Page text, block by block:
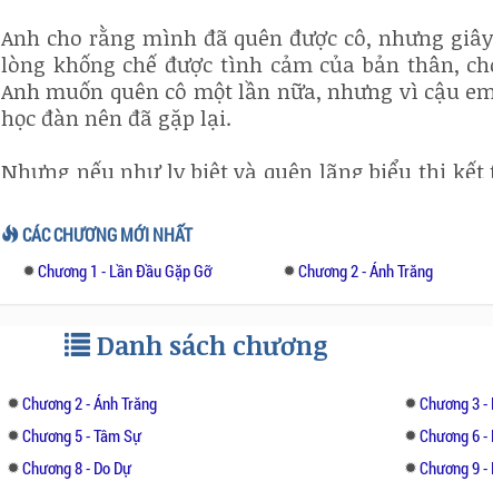
Anh cho rằng mình đã quên được cô, nhưng
lòng khống chế được tình cảm của bản thân,
Anh muốn quên cô một lần nữa, nhưng vì cậu
học đàn nên đã gặp lại.
Nhưng nếu như ly biệt và quên lãng biểu thị
có lẽ sẽ đại biểu bắt đầu. Tô Vy Trần và Sở
như những đầu ngón tay diễn tấu trên những
phút chốc đã cách rất xa. Gặp lại nhau sau
cuộc sống hạnh phúc, hay lại là một sự mất đi?
Tô Vy Trần, phải có bao nhiêu kiên cường, mới
không quên với em.
CÁC CHƯƠNG MỚI NHẤT
Chương 1 - Lần Đầu Gặp Gỡ Chương 2 - Ánh Trăng
Danh sách chương
Chương 2 - Ánh Trăng
Chương 3 -
Chương 5 - Tâm Sự
Chương 6 -
Chương 8 - Do Dự Chương 9 -